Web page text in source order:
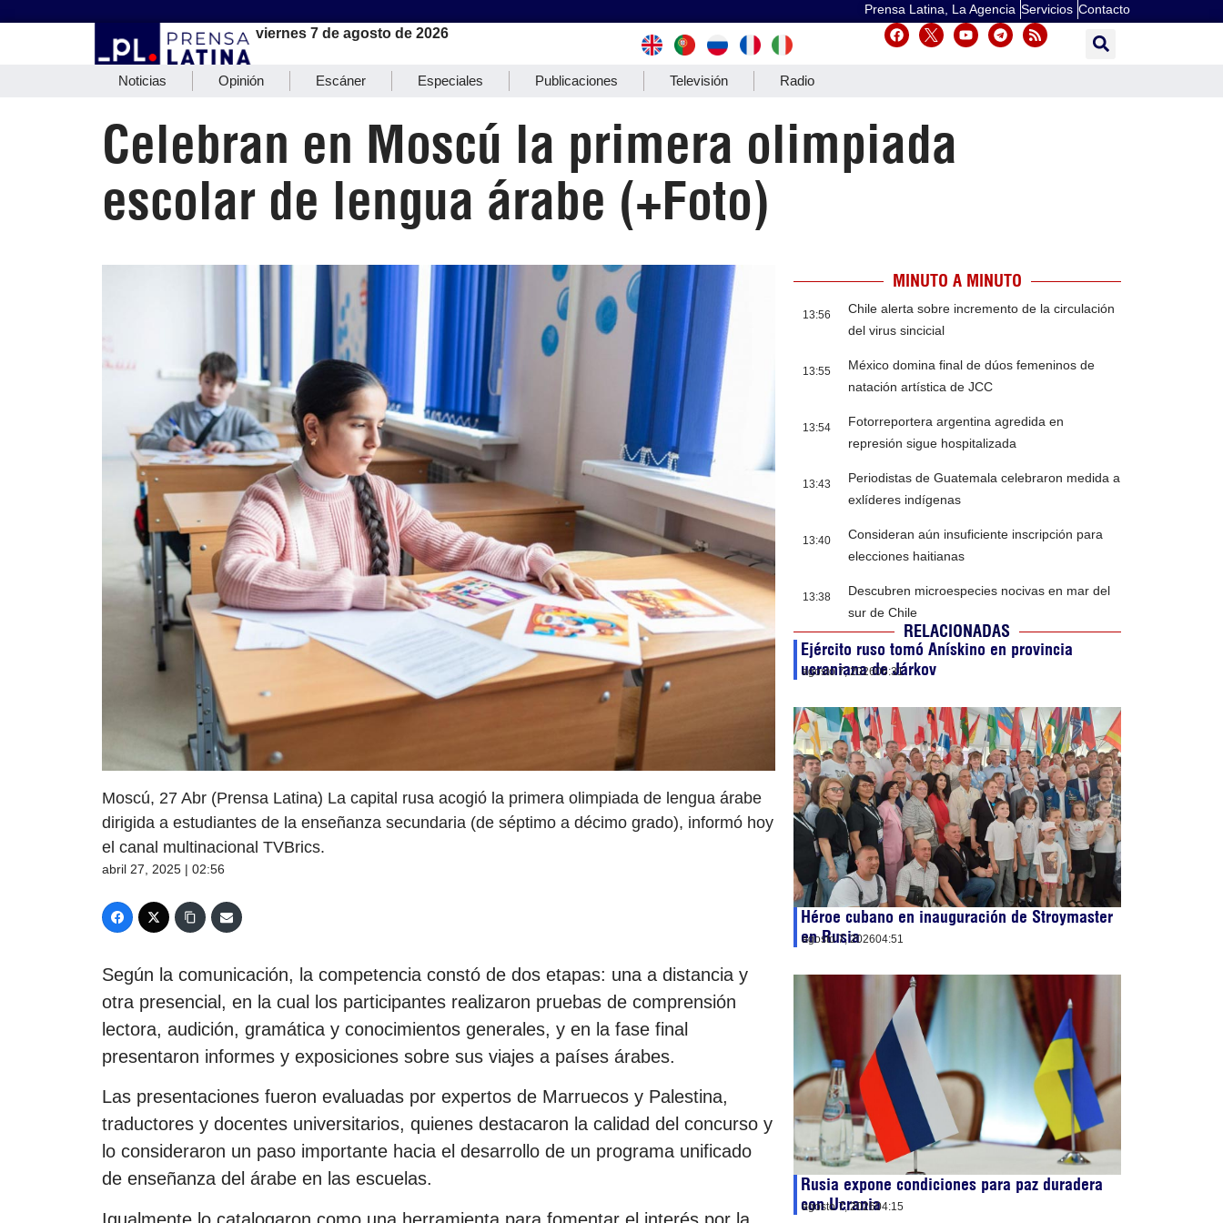
Prensa Latina, La Agencia Servicios Contacto
viernes 7 de agosto de 2026
Noticias Opinión Escáner Especiales Publicaciones Televisión Radio
Celebran en Moscú la primera olimpiada
escolar de lengua árabe (+Foto)
Moscú, 27 Abr (Prensa Latina) La capital rusa acogió la primera olimpiada de lengua árabe
dirigida a estudiantes de la enseñanza secundaria (de séptimo a décimo grado), informó hoy
el canal multinacional TVBrics.
abril 27, 2025 | 02:56
Según la comunicación, la competencia constó de dos etapas: una a distancia y
otra presencial, en la cual los participantes realizaron pruebas de comprensión
lectora, audición, gramática y conocimientos generales, y en la fase final
presentaron informes y exposiciones sobre sus viajes a países árabes.
Las presentaciones fueron evaluadas por expertos de Marruecos y Palestina,
traductores y docentes universitarios, quienes destacaron la calidad del concurso y
lo consideraron un paso importante hacia el desarrollo de un programa unificado
de enseñanza del árabe en las escuelas.
MINUTO A MINUTO
13:56
Chile alerta sobre incremento de la circulación
del virus sincicial
13:55
México domina final de dúos femeninos de
natación artística de JCC
13:54
Fotorreportera argentina agredida en
represión sigue hospitalizada
13:43
Periodistas de Guatemala celebraron medida a
exlíderes indígenas
13:40
Consideran aún insuficiente inscripción para
elecciones haitianas
13:38
Descubren microespecies nocivas en mar del
sur de Chile
RELACIONADAS
Ejército ruso tomó Anískino en provincia
ucraniana de Járkov
agosto 7, 202606:31
Héroe cubano en inauguración de Stroymaster
en Rusia
agosto 7, 202604:51
Rusia expone condiciones para paz duradera
con Ucrania
agosto 7, 202604:15